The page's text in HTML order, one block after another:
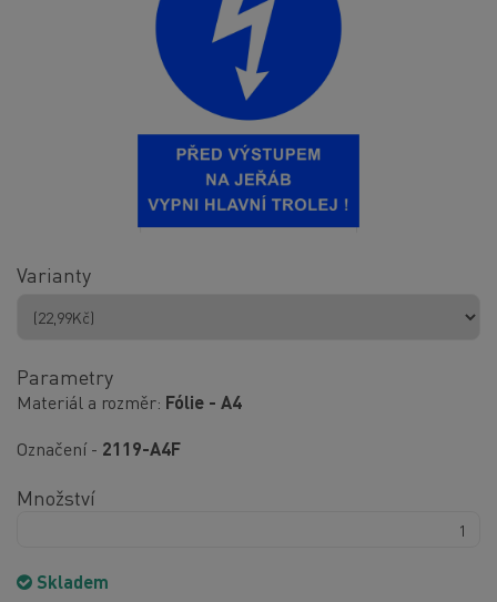
Varianty
Parametry
Materiál a rozměr Fólie - A4
Označení - 2119-A4F
Množství
Skladem